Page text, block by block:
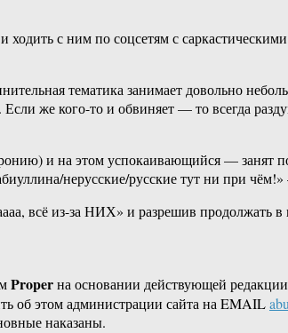
с ним по соцсетям с
тематика занимает довольно
же кого-то и обвиняет — то всегда
и на этом успокаивающийся — занят
нерусские/русские тут ни при
всё из-за НИХ» и разрешив продолжать
Properна основании действующей редакции
об этом администрации сайта на EMAIL
наказаны.